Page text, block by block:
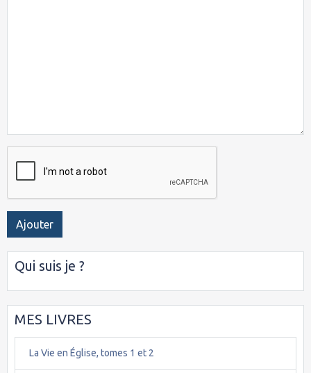
Ajouter
Qui suis je ?
MES LIVRES
La Vie en Église, tomes 1 et 2